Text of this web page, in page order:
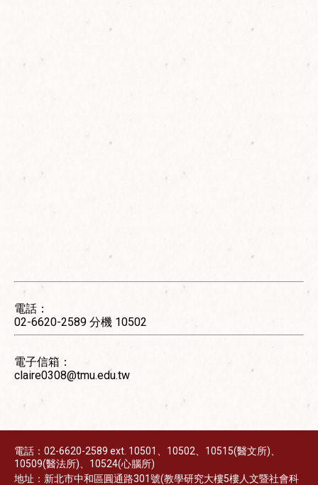
電話：
02-​6620-2589 分機 10502
電子信箱：
claire0308@tmu.edu.tw
電話：02-6620-2589 ext. 10501、10502、10515(醫文所)、
10509(醫法所)、10524(心腦所)
地址：新北市中和區圓通路301號(教學研究大樓5樓人文暨社會科